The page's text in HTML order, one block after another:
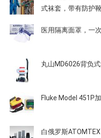
式袜套，带有防护
医用隔离面罩，一
丸山MD6026背负
Fluke Model 451P
白俄罗斯